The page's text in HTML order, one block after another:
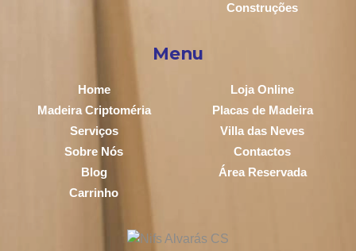
Construções
Menu
Home
Loja Online
Madeira Criptoméria
Placas de Madeira
Serviços
Villa das Neves
Sobre Nós
Contactos
Blog
Área Reservada
Carrinho